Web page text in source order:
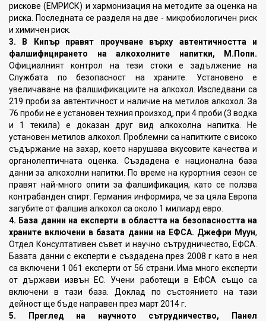
рискове (ЕМРИСК) и хармонизация на методите за оценка на
риска. Последната се разделя на две - микробиологичен риск
и химичен риск.
3. В Кипър правят проучване върху автентичността и
фалшифицирането на алкохолните напитки, М.Попи.
Официалният контрол на тези стоки е задължение на
Службата по безопасност на храните. Установено е
увеличаване на фалшификациите на алкохол. Изследвани са
219 проби за автентичност и наличие на метилов алкохол. За
76 проби не е установен техния произход, при 4 проби (3 водка
и 1 текила) е доказан друг вид алкохолна напитка. Не
установен метилов алкохол. Проблемни са напитките с високо
съдържание на захар, което нарушава вкусовите качества и
органолептичната оценка. Създадена е национална база
данни за алкохолни напитки. По време на курортния сезон се
правят най-много опити за фалшификация, като се ползва
контрабанден спирт. Германия информира, че за цяла Европа
загубите от фалшив алкохол са около 1 милиард евро.
4. База данни на експерти в областта на безопасността на
храните включени в базата данни на ЕФСА. Джефри Муун,
Отдел Консултативен съвет и научно сътрудничество, ЕФСА.
Базата данни с експерти е създадена през 2008 г като в нея
са включени 1 061 експерти от 56 страни. Има много експерти
от държави извън ЕС. Учени работещи в ЕФСА също са
включени в тази база. Доклад по състоянието на тази
дейност ще бъде направен през март 2014 г.
5. Преглед на научното сътрудничество, Панел